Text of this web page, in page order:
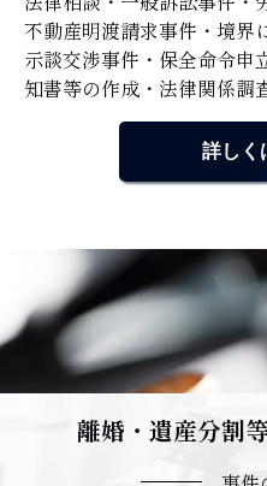
不動産明渡請求事件・境界
示談交渉事件・保全命令申
知書等の作成・法律関係調
詳しく
離婚・遺産分割